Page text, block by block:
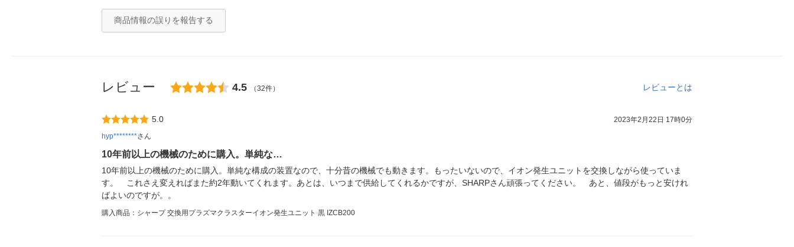
商品情報の誤りを報告する
レビュー 4.5 （32件） レビューとは
5.0
2023年2月22日 17時0分
hyp********さん
10年前以上の機械のために購入。単純な…
10年前以上の機械のために購入。単純な構成の装置なので、十分昔の機械でも動きます。もったいないので、イオン発生ユニットを交換しながら使っていま
す。 これさえ変えればまた約2年動いてくれます。あとは、いつまで供給してくれるかですが、SHARPさん頑張ってください。 あと、値段がもっと安けれ
ばよいのですが。。
購入商品：シャープ 交換用プラズマクラスターイオン発生ユニット 黒 IZCB200